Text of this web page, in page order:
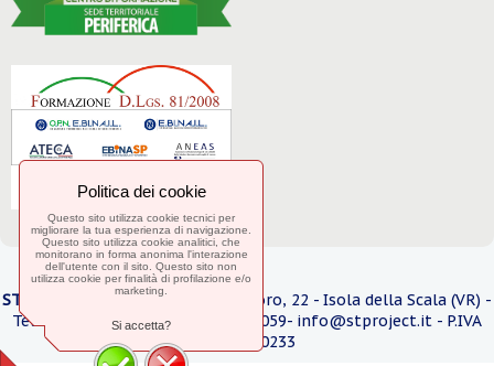
ST Pro
- Via Caduti sul Lavoro, 22 - Isola della Scala (VR) -
Telefono 045 6630964 / 3270664059- info@stproject.it - P.IVA
05057830233
Politica dei cookie
Questo sito utilizza cookie tecnici per
migliorare la tua esperienza di navigazione.
Questo sito utilizza cookie analitici, che
monitorano in forma anonima l'interazione
dell'utente con il sito. Questo sito non
utilizza cookie per finalità di profilazione e/o
marketing.
Si accetta?